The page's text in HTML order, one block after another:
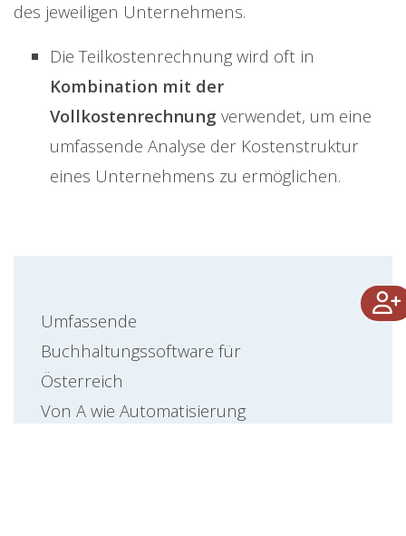
des jeweiligen Unternehmens.
Die Teilkostenrechnung wird oft in
Kombination mit der
Vollkostenrechnung verwendet, um eine
umfassende Analyse der Kostenstruktur
eines Unternehmens zu ermöglichen.
Umfassende
Buchhaltungssoftware für
Österreich
Von A wie Automatisierung